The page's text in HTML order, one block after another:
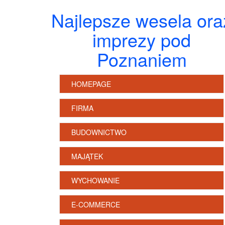
Najlepsze wesela
imprezy pod
Poznaniem
HOMEPAGE
FIRMA
BUDOWNICTWO
MAJĄTEK
WYCHOWANIE
E-COMMERCE